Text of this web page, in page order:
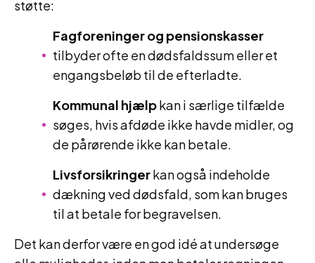
støtte:
Fagforeninger og pensionskasser
tilbyder ofte en dødsfaldssum eller et
engangsbeløb til de efterladte.
Kommunal hjælpkan i særlige tilfælde
søges, hvis afdøde ikke havde midler, og
de pårørende ikke kan betale.
Livsforsikringerkan også indeholde
dækning ved dødsfald, som kan bruges
til at betale for begravelsen.
Det kan derfor være en god idé at undersøge